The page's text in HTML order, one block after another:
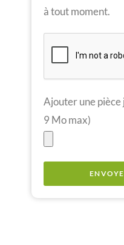
à tout moment.
Ajouter une pièce
9 Mo max)